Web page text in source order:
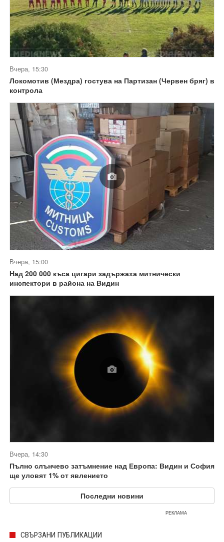
Вчера, 15:30
Локомотив (Мездра) гостува на Партизан (Червен бряг) в
контрола
Вчера, 15:00
Над 200 000 къса цигари задържаха митнически
инспектори в района на Видин
Вчера, 14:30
Пълно слънчево затъмнение над Европа: Видин и София
ще уловят 1% от явлението
Последни новини
РЕКЛАМА
СВЪРЗАНИ ПУБЛИКАЦИИ